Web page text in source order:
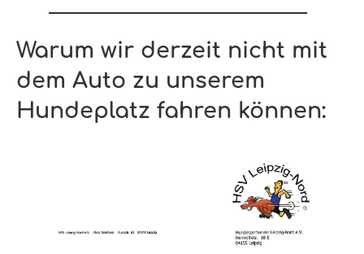
Warum wir derzeit nicht mit
dem Auto zu unserem
Hundeplatz fahren können: